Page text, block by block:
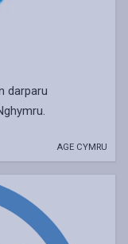
darparu
AGE CYMRU